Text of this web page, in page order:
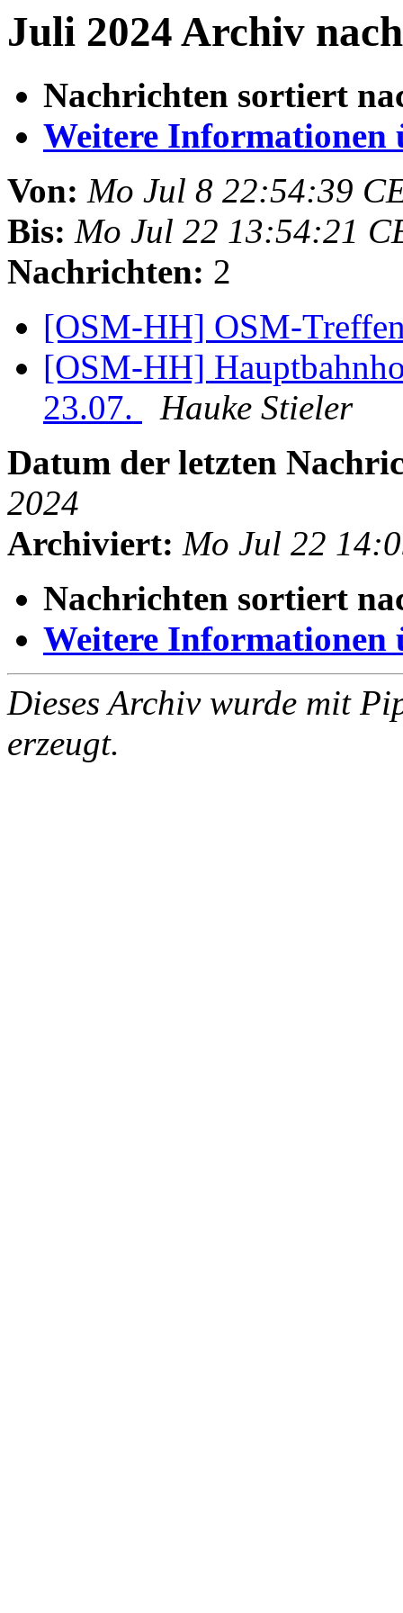
Juli 2024 Archiv
Nachrichten sortiert
Weitere Informationen
Von: Mo Jul 8 22:54:39
Bis: Mo Jul 22 13:54:21
Nachrichten: 2
[OSM-HH] OSM-
[OSM-HH]
23.07.
Hauke Stieler
Datum der letzten
2024
Archiviert: Mo Jul 22
Nachrichten sortiert
Weitere Informationen
Dieses Archiv wurde mit
erzeugt.